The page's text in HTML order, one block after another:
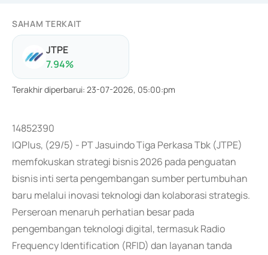
SAHAM TERKAIT
JTPE
7.94%
Terakhir diperbarui: 23-07-2026, 05:00:pm
14852390
IQPlus, (29/5) - PT Jasuindo Tiga Perkasa Tbk (JTPE)
memfokuskan strategi bisnis 2026 pada penguatan
bisnis inti serta pengembangan sumber pertumbuhan
baru melalui inovasi teknologi dan kolaborasi strategis.
Perseroan menaruh perhatian besar pada
pengembangan teknologi digital, termasuk Radio
Frequency Identification (RFID) dan layanan tanda